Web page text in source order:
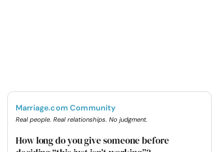
Marriage.com Community
Real people. Real relationships. No judgment.
How long do you give someone before